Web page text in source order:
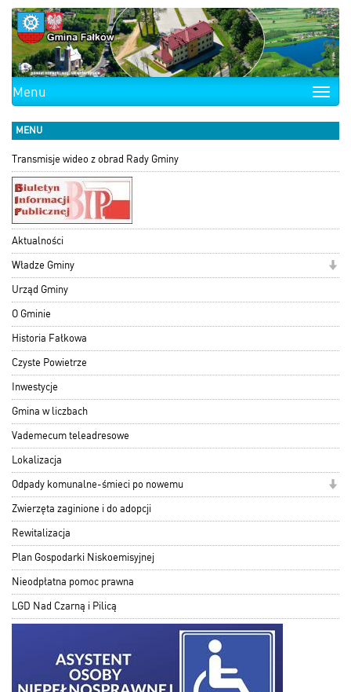
Toggle
Menu
MENU
Transmisje wideo z obrad Rady Gminy
Aktualności
Władze Gminy
Urząd Gminy
O Gminie
Historia Fałkowa
Czyste Powietrze
Inwestycje
Gmina w liczbach
Vademecum teleadresowe
Lokalizacja
Odpady komunalne-śmieci po nowemu
Zwierzęta zaginione i do adopcji
Rewitalizacja
Plan Gospodarki Niskoemisyjnej
Nieodpłatna pomoc prawna
LGD Nad Czarną i Pilicą